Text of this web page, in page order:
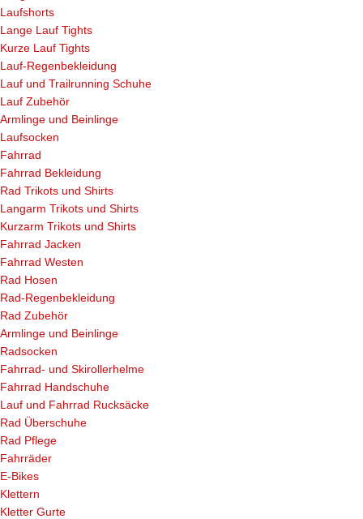
Laufshorts
Lange Lauf Tights
Kurze Lauf Tights
Lauf-Regenbekleidung
Lauf und Trailrunning Schuhe
Lauf Zubehör
Armlinge und Beinlinge
Laufsocken
Fahrrad
Fahrrad Bekleidung
Rad Trikots und Shirts
Langarm Trikots und Shirts
Kurzarm Trikots und Shirts
Fahrrad Jacken
Fahrrad Westen
Rad Hosen
Rad-Regenbekleidung
Rad Zubehör
Armlinge und Beinlinge
Radsocken
Fahrrad- und Skirollerhelme
Fahrrad Handschuhe
Lauf und Fahrrad Rucksäcke
Rad Überschuhe
Rad Pflege
Fahrräder
E-Bikes
Klettern
Kletter Gurte